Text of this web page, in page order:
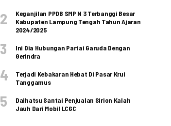
Keganjilan PPDB SMP N 3 Terbanggi Besar
Kabupaten Lampung Tengah Tahun Ajaran
2024/2025
Ini Dia Hubungan Partai Garuda Dengan
Gerindra
Terjadi Kebakaran Hebat Di Pasar Krui
Tanggamus
Daihatsu Santai Penjualan Sirion Kalah
Jauh Dari Mobil LCGC